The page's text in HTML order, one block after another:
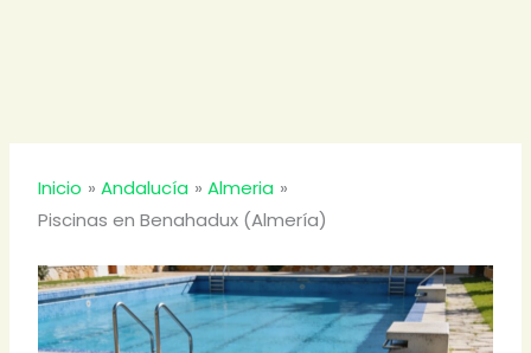
Inicio Andalucía
Almeria
Piscinas en Benahadux (Almería)